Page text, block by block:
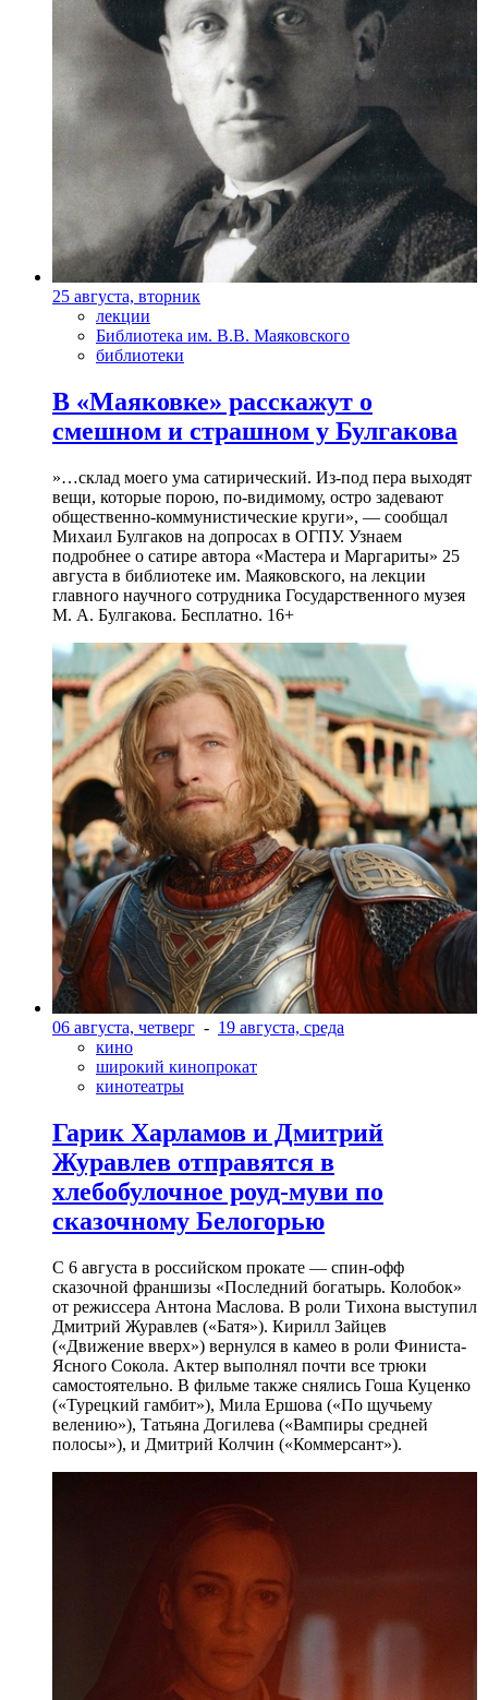
25 августа, вторник
лекции
Библиотека им. В.В. Маяковского
библиотеки
В «Маяковке» расскажут о
смешном и страшном у Булгакова
»…склад моего ума сатирический. Из-под пера выходят
вещи, которые порою, по-видимому, остро задевают
общественно-коммунистические круги», — сообщал
Михаил Булгаков на допросах в ОГПУ. Узнаем
подробнее о сатире автора «Мастера и Маргариты» 25
августа в библиотеке им. Маяковского, на лекции
главного научного сотрудника Государственного музея
М. А. Булгакова. Бесплатно. 16+
06 августа, четверг - 19 августа, среда
кино
широкий кинопрокат
кинотеатры
Гарик Харламов и Дмитрий
Журавлев отправятся в
хлебобулочное роуд-муви по
сказочному Белогорью
С 6 августа в российском прокате — спин-офф
сказочной франшизы «Последний богатырь. Колобок»
от режиссера Антона Маслова. В роли Тихона выступил
Дмитрий Журавлев («Батя»). Кирилл Зайцев
(«Движение вверх») вернулся в камео в роли Финиста-
Ясного Сокола. Актер выполнял почти все трюки
самостоятельно. В фильме также снялись Гоша Куценко
(«Турецкий гамбит»), Мила Ершова («По щучьему
велению»), Татьяна Догилева («Вампиры средней
полосы»), и Дмитрий Колчин («Коммерсант»).